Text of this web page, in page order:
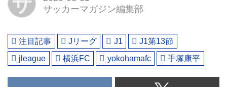
サッカーマガジン編集部
注目記事 Jリーグ J1
J1第13節
jleague
横浜FC yokohamafc 手塚康平